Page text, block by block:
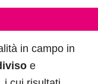
in campo in
e